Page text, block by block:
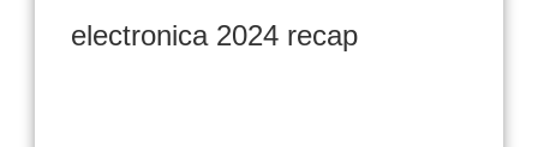
electronica 2024 recap